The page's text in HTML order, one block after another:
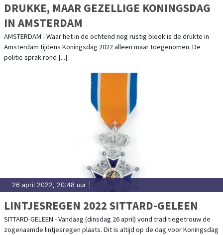
DRUKKE, MAAR GEZELLIGE KONINGSDAG
IN AMSTERDAM
AMSTERDAM - Waar het in de ochtend nog rustig bleek is de drukte in
Amsterdam tijdens Koningsdag 2022 alleen maar toegenomen. De
politie sprak rond [...]
26 april 2022, 20:48 uur
LINTJESREGEN 2022 SITTARD-GELEEN
SITTARD-GELEEN - Vandaag (dinsdag 26 april) vond traditiegetrouw de
zogenaamde lintjesregen plaats. Dit is altijd op de dag voor Koningsdag